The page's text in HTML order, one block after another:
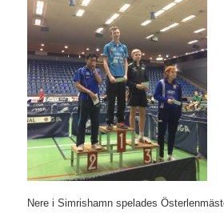
Nere i Simrishamn spelades